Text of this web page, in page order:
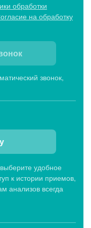
обработки
на обработку
звонок,
удобное
к истории приемов,
анализов всегда